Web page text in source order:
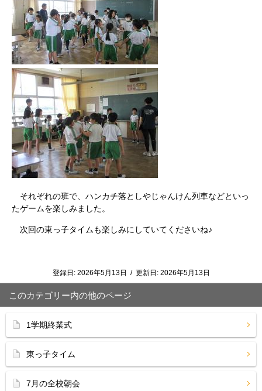
それぞれの班で、ハンカチ落としやじゃんけん列車などといっ
たゲームを楽しみました。
次回の東っ子タイムも楽しみにしていてくださいね♪
登録日: 2026年5月13日 / 更新日: 2026年5月13日
このカテゴリー内の他のページ
1学期終業式
東っ子タイム
7月の全校朝会